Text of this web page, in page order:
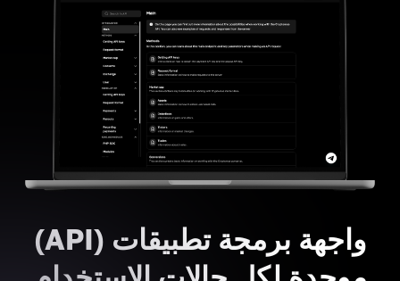
واجهة برمجة تطبيقات (API)